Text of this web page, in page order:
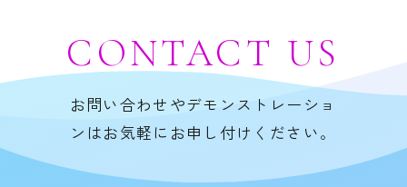
CONTACT US
お問い合わせやデモンストレーショ
ンはお気軽にお申し付けください。